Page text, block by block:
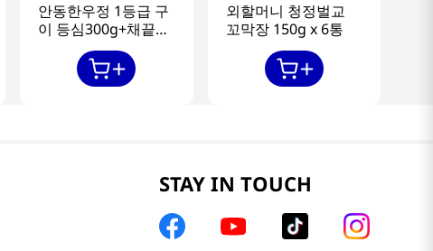
안동한우정 1등급 구
이 등심300g+채끝
300g+특수부위
300g+갈비살300g
외할머니 청정벌교
꼬막장 150g x 6통
STAY IN TOUCH